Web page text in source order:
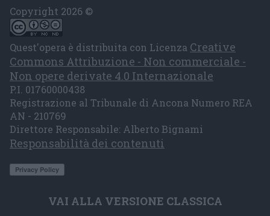
Copyright 2026 ©
Quest'opera è distribuita con Licenza Creative
Commons Attribuzione - Non commerciale -
Non opere derivate 4.0 Internazionale
P.I. 01760000438
Registrazione al Tribunale di Ancona Numero REA
AN - 210769
Direttore Responsabile: Alberto Bignami
Responsabilità dei contenuti
VAI ALLA VERSIONE CLASSICA